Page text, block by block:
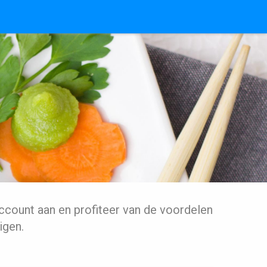
aan en profiteer van de voordelen